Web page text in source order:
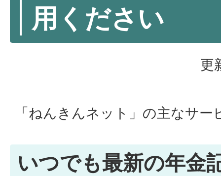
用ください
更
「ねんきんネット」の主なサー
いつでも最新の年金